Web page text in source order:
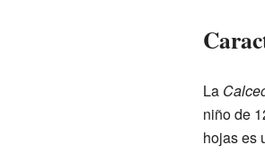
La
niño de
hojas es